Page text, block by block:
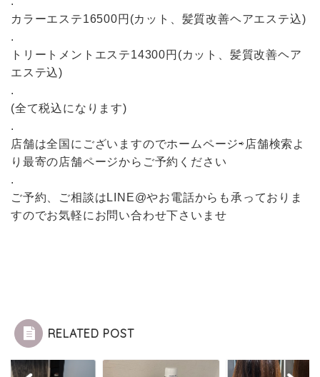
カラーエステ16500円(カット、髪質改善ヘアエステ込)
.
トリートメントエステ14300円(カット、髪質改善ヘア
エステ込)
.
(全て税込になります)
.
店舗は全国にございますのでホームページ⇨店舗検索よ
り最寄の店舗ページからご予約ください
.
ご予約、ご相談はLINE@やお電話からも承っておりま
すのでお気軽にお問い合わせ下さいませ
RELATED POST